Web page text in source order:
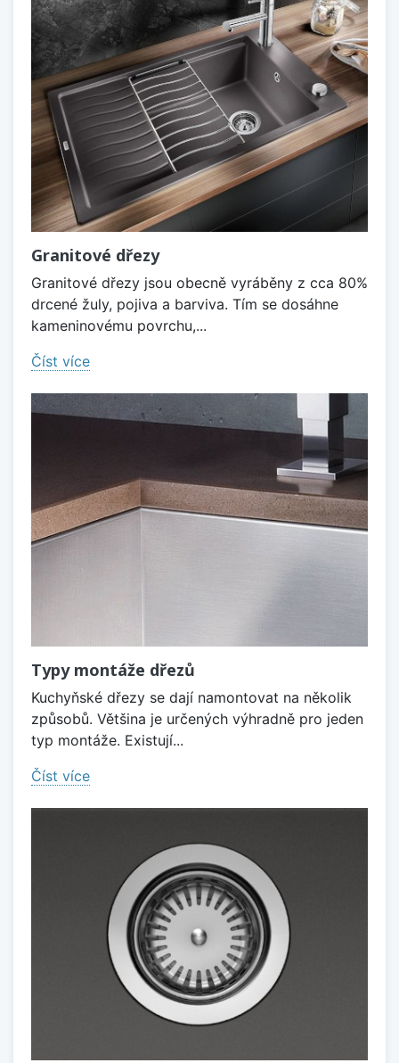
Granitové dřezy
Granitové dřezy jsou obecně vyráběny z cca 80%
drcené žuly, pojiva a barviva. Tím se dosáhne
kameninovému povrchu,...
Číst více
Typy montáže dřezů
Kuchyňské dřezy se dají namontovat na několik
způsobů. Většina je určených výhradně pro jeden
typ montáže. Existují...
Číst více